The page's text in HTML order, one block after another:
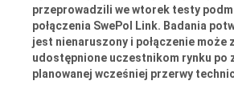
przeprowadzili we wtorek testy
połączenia SwePol Link. Badania
jest nienaruszony i połączenie może
udostępnione uczestnikom rynku po
planowanej wcześniej przerwy